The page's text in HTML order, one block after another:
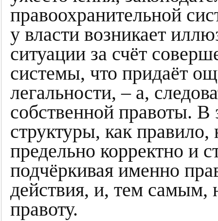
правоохранительной
у власти возникает
ситуации за счёт
системы, что придаёт
легальности, – а,
собственной правоты. В
структуры, как правило,
предельно корректно и
подчёркивая именно
действия, и, тем самым,
правоту.